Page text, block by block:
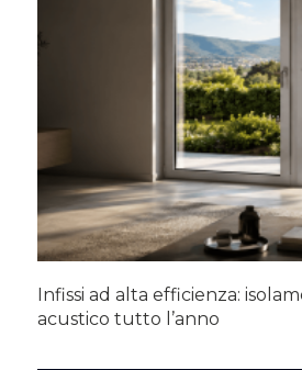
Infissi ad alta efficienza:
acustico tutto l’anno